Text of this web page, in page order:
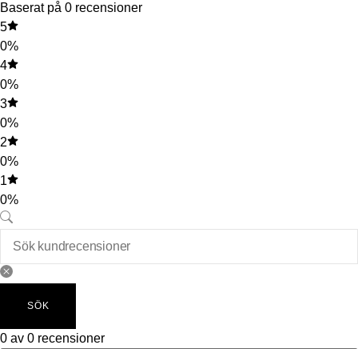
Baserat på 0 recensioner
5
0%
4
0%
3
0%
2
0%
1
0%
SÖK
0 av 0 recensioner